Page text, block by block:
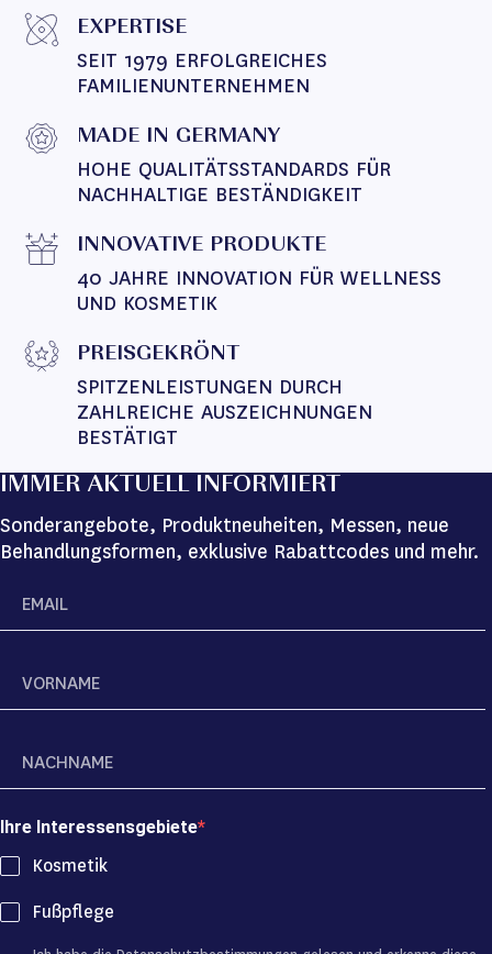
EXPERTISE
SEIT 1979 ERFOLGREICHES
FAMILIENUNTERNEHMEN
MADE IN GERMANY
HOHE QUALITÄTSSTANDARDS FÜR
NACHHALTIGE BESTÄNDIGKEIT
INNOVATIVE PRODUKTE
40 JAHRE INNOVATION FÜR WELLNESS
UND KOSMETIK
PREISGEKRÖNT
SPITZENLEISTUNGEN DURCH
ZAHLREICHE AUSZEICHNUNGEN
BESTÄTIGT
IMMER AKTUELL INFORMIERT
Sonderangebote, Produktneuheiten, Messen, neue
Behandlungsformen, exklusive Rabattcodes und mehr.
Ihre Interessensgebiete
Kosmetik
Fußpflege